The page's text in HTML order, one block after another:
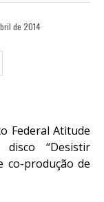
de 2014
Federal Atitude
“Desistir
co-produção de